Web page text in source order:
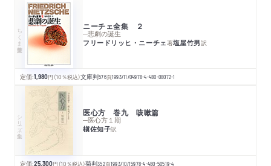
ちくま学芸文庫 ニーチェ全集 ２
─悲劇の誕生
フリードリッヒ・ニーチェ著塩屋竹男訳
定価:1,980円 （10％税込）文庫判576頁1993/11/04978-4-480-08072-1
シリーズ・全集 医心方 巻九 咳嗽篇
─医心方１期
槇佐知子訳
定価:25,300円 （10％税込）菊判352頁1993/10/15978-4-480-50519-4